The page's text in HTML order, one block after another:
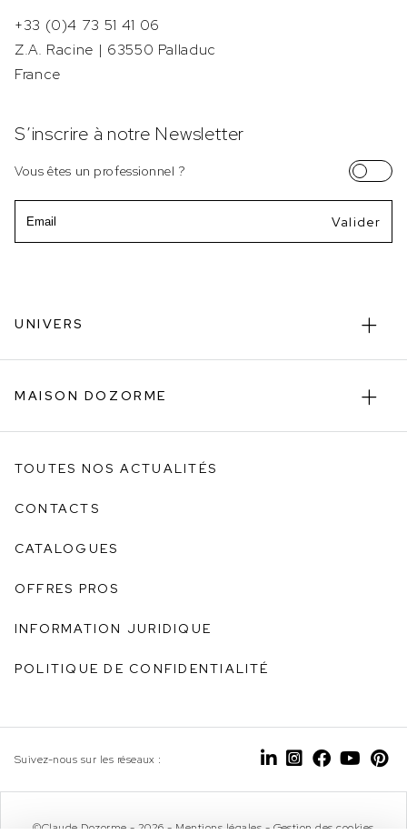
+33 (0)4 73 51 41 06
Z.A. Racine | 63550 Palladuc
France
S’inscrire à notre Newsletter
Vous êtes un professionnel ?
UNIVERS
MAISON DOZORME
TOUTES NOS ACTUALITÉS
CONTACTS
CATALOGUES
OFFRES PROS
INFORMATION JURIDIQUE
POLITIQUE DE CONFIDENTIALITÉ
Suivez-nous sur les réseaux :
©Claude Dozorme - 2026 - Mentions légales - Gestion des cookies